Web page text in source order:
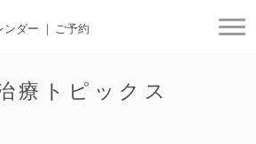
ンダー ご予約
療トピックス